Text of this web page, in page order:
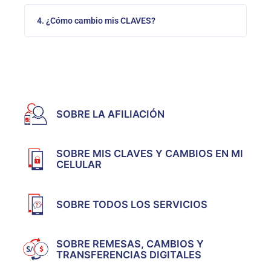
SOBRE LA AFILIACIÓN
SOBRE MIS CLAVES Y CAMBIOS EN MI
CELULAR
SOBRE TODOS LOS SERVICIOS
SOBRE REMESAS, CAMBIOS Y
TRANSFERENCIAS DIGITALES
4. ¿Cómo cambio mis CLAVES?